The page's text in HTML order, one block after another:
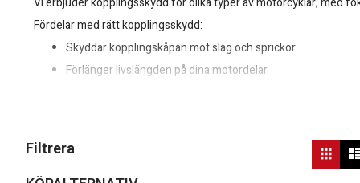
Fördelar med rätt kopplingsskydd:
Skyddar kopplingskåpan mot slag och sprickor
Förlänger livslängden på dina motordelar
Filtrera